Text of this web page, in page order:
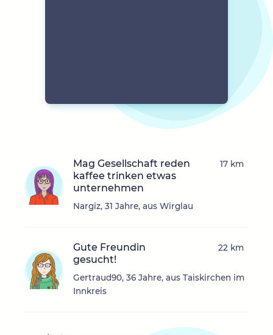
Mag Gesellschaft reden
kaffee trinken etwas
unternehmen
Nargiz, 31 Jahre, aus Wirglau
17 km
Gute Freundin
gesucht!
Gertraud90, 36 Jahre, aus Taiskirchen im
Innkreis
22 km